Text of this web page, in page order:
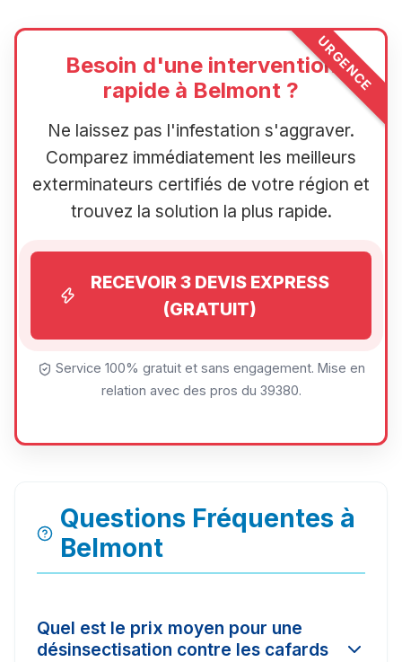
URGENCE
Besoin d'une intervention
rapide à Belmont ?
Ne laissez pas l'infestation s'aggraver.
Comparez immédiatement les meilleurs
exterminateurs certifiés de votre région et
trouvez la solution la plus rapide.
RECEVOIR 3 DEVIS EXPRESS
(GRATUIT)
Service 100% gratuit et sans engagement. Mise en
relation avec des pros du 39380.
Questions Fréquentes à
Belmont
Quel est le prix moyen pour une
désinsectisation contre les cafards